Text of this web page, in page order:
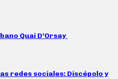
Quai D’Orsay
redes sociales: Discépolo y